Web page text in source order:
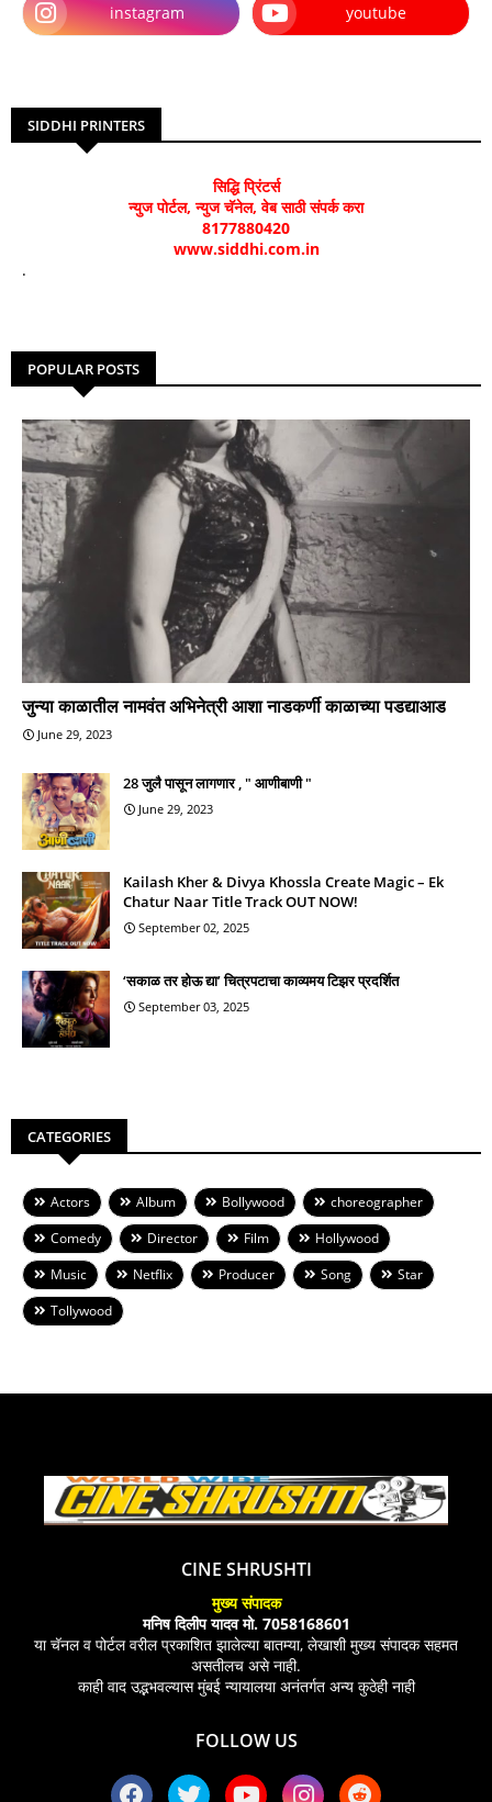
instagram youtube
SIDDHI PRINTERS
सिद्धि प्रिंटर्स
न्युज पोर्टल, न्युज चॅनेल, वेब साठी संपर्क करा
8177880420
www.siddhi.com.in
.
POPULAR POSTS
जुन्या काळातील नामवंत अभिनेत्री आशा नाडकर्णी काळाच्या पडद्याआड
June 29, 2023
28 जुलै पासून लागणार , " आणीबाणी "
June 29, 2023
Kailash Kher & Divya Khossla Create Magic – Ek
Chatur Naar Title Track OUT NOW!
September 02, 2025
‘सकाळ तर होऊ द्या’ चित्रपटाचा काव्यमय टिझर प्रदर्शित
September 03, 2025
CATEGORIES
Actors Album Bollywood
choreographer
Comedy
Director Film
Hollywood
Music
Netflix Producer Song
Star
Tollywood
CINE SHRUSHTI
मुख्य संपादक
मनिष दिलीप यादव मो. 7058168601
या चॅनल व पोर्टल वरील प्रकाशित झालेल्या बातम्या, लेखाशी मुख्य संपादक सहमत
असतीलच असे नाही.
काही वाद उद्भभवल्यास मुंबई न्यायालया अनंतर्गत अन्य कुठेही नाही
FOLLOW US